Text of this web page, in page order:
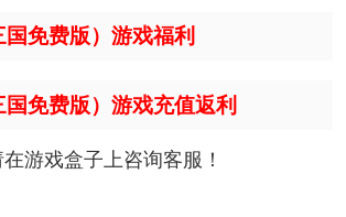
免费版）游戏福利
免费版）游戏充值返利
游戏盒子上咨询客服！